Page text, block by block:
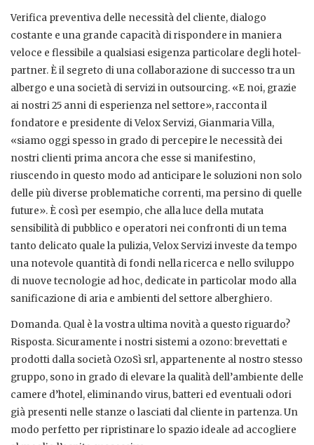
Verifica preventiva delle necessità del cliente, dialogo
costante e una grande capacità di rispondere in maniera
veloce e flessibile a qualsiasi esigenza particolare degli hotel-
partner. È il segreto di una collaborazione di successo tra un
albergo e una società di servizi in outsourcing. «E noi, grazie
ai nostri 25 anni di esperienza nel settore», racconta il
fondatore e presidente di Velox Servizi, Gianmaria Villa,
«siamo oggi spesso in grado di percepire le necessità dei
nostri clienti prima ancora che esse si manifestino,
riuscendo in questo modo ad anticipare le soluzioni non solo
delle più diverse problematiche correnti, ma persino di quelle
future». È così per esempio, che alla luce della mutata
sensibilità di pubblico e operatori nei confronti di un tema
tanto delicato quale la pulizia, Velox Servizi investe da tempo
una notevole quantità di fondi nella ricerca e nello sviluppo
di nuove tecnologie ad hoc, dedicate in particolar modo alla
sanificazione di aria e ambienti del settore alberghiero.
Domanda. Qual è la vostra ultima novità a questo riguardo?
Risposta. Sicuramente i nostri sistemi a ozono: brevettati e
prodotti dalla società OzoSì srl, appartenente al nostro stesso
gruppo, sono in grado di elevare la qualità dell’ambiente delle
camere d’hotel, eliminando virus, batteri ed eventuali odori
già presenti nelle stanze o lasciati dal cliente in partenza. Un
modo perfetto per ripristinare lo spazio ideale ad accogliere